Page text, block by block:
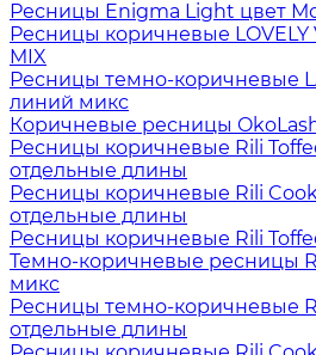
Ресницы Enigma Light цвет
Ресницы коричневые LOVELY
MIX
Ресницы темно-коричневые
линий микс
Коричневые ресницы
Ресницы коричневые Rili
отдельные длины
Ресницы коричневые Rili
отдельные длины
Ресницы коричневые Rili
Темно-коричневые ресницы
микс
Ресницы темно-коричневые
отдельные длины